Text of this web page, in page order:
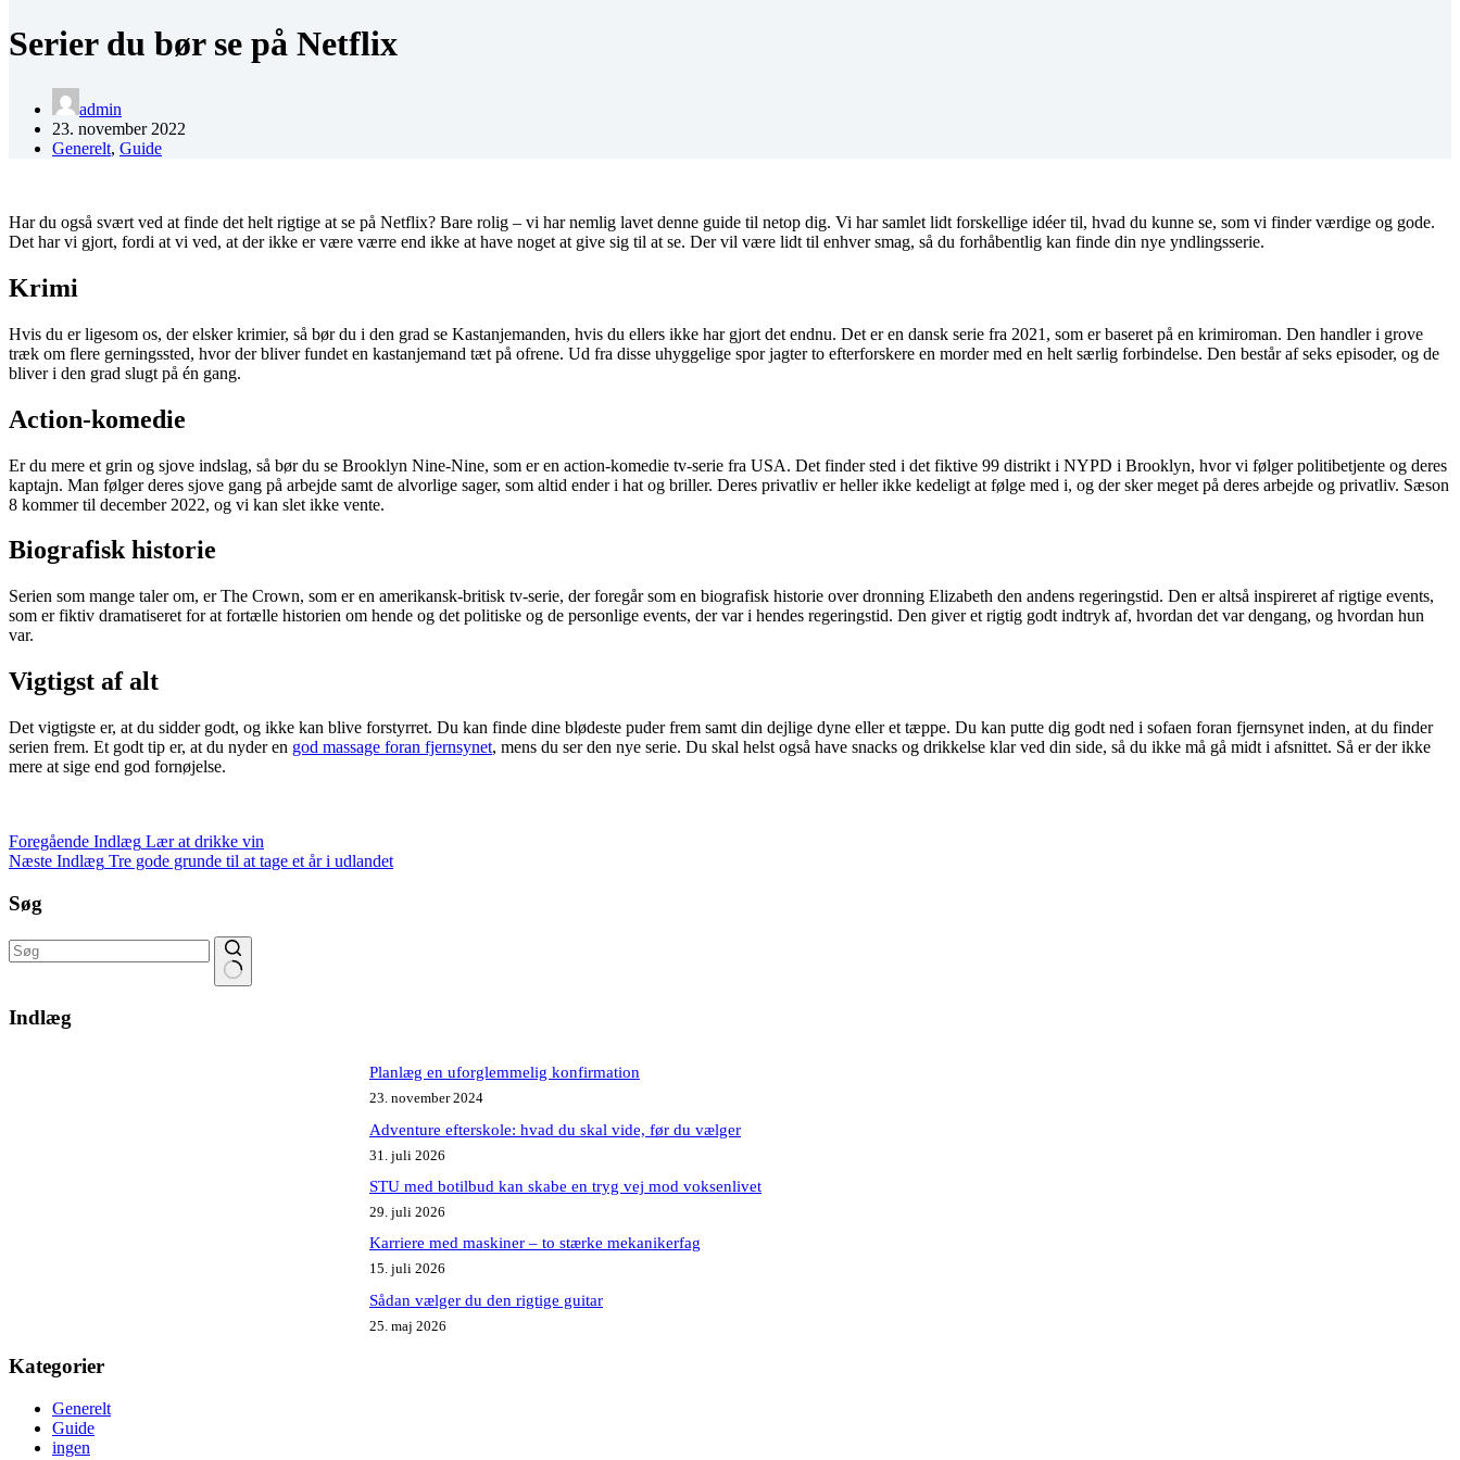
Serier du bør se på Netflix
admin
23. november 2022
Generelt, Guide
Har du også svært ved at finde det helt rigtige at se på Netflix? ­Bare rolig – vi har nemlig lavet denne guide til netop dig. Vi har samlet lidt forskellige idéer til, hvad du kunne se, som vi finder værdige og gode.
Det har vi gjort, fordi at vi ved, at der ikke er være værre end ikke at have noget at give sig til at se. Der vil være lidt til enhver smag, så du forhåbentlig kan finde din nye yndlingsserie.
Krimi
Hvis du er ligesom os, der elsker krimier, så bør du i den grad se Kastanjemanden, hvis du ellers ikke har gjort det endnu. Det er en dansk serie fra 2021, som er baseret på en krimiroman. Den handler i grove
træk om flere gerningssted, hvor der bliver fundet en kastanjemand tæt på ofrene. Ud fra disse uhyggelige spor jagter to efterforskere en morder med en helt særlig forbindelse. Den består af seks episoder, og de
bliver i den grad slugt på én gang.
Action-komedie
Er du mere et grin og sjove indslag, så bør du se Brooklyn Nine-Nine, som er en action-komedie tv-serie fra USA. Det finder sted i det fiktive 99 distrikt i NYPD i Brooklyn, hvor vi følger politibetjente og deres
kaptajn. Man følger deres sjove gang på arbejde samt de alvorlige sager, som altid ender i hat og briller. Deres privatliv er heller ikke kedeligt at følge med i, og der sker meget på deres arbejde og privatliv. Sæson
8 kommer til december 2022, og vi kan slet ikke vente.
Biografisk historie
Serien som mange taler om, er The Crown, som er en amerikansk-britisk tv-serie, der foregår som en biografisk historie over dronning Elizabeth den andens regeringstid. Den er altså inspireret af rigtige events,
som er fiktiv dramatiseret for at fortælle historien om hende og det politiske og de personlige events, der var i hendes regeringstid. Den giver et rigtig godt indtryk af, hvordan det var dengang, og hvordan hun
var.
Vigtigst af alt
Det vigtigste er, at du sidder godt, og ikke kan blive forstyrret. Du kan finde dine blødeste puder frem samt din dejlige dyne eller et tæppe. Du kan putte dig godt ned i sofaen foran fjernsynet inden, at du finder
serien frem. Et godt tip er, at du nyder en god massage foran fjernsynet, mens du ser den nye serie. Du skal helst også have snacks og drikkelse klar ved din side, så du ikke må gå midt i afsnittet. Så er der ikke
mere at sige end god fornøjelse.
Foregående Indlæg Lær at drikke vin
Næste Indlæg Tre gode grunde til at tage et år i udlandet
Søg
resultater
Indlæg
Planlæg en uforglemmelig konfirmation
23. november 2024
Adventure efterskole: hvad du skal vide, før du vælger
31. juli 2026
STU med botilbud kan skabe en tryg vej mod voksenlivet
29. juli 2026
Karriere med maskiner – to stærke mekanikerfag
15. juli 2026
Sådan vælger du den rigtige guitar
25. maj 2026
Kategorier
Generelt
Guide
ingen